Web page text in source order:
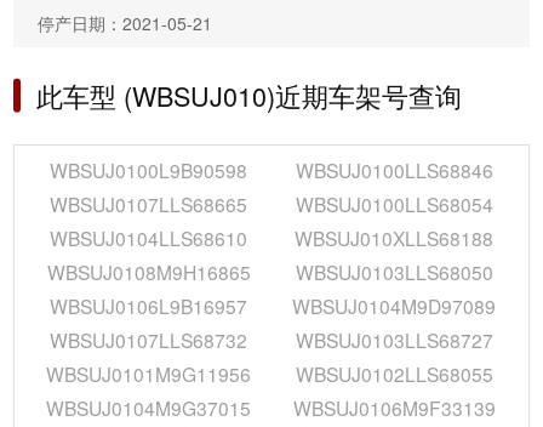
停产日期：2021-05-21
此车型 (WBSUJ010)近期车架号查询
WBSUJ0100L9B90598
WBSUJ0100LLS68846
WBSUJ0107LLS68665
WBSUJ0100LLS68054
WBSUJ0104LLS68610
WBSUJ010XLLS68188
WBSUJ0108M9H16865
WBSUJ0103LLS68050
WBSUJ0106L9B16957
WBSUJ0104M9D97089
WBSUJ0107LLS68732
WBSUJ0103LLS68727
WBSUJ0101M9G11956
WBSUJ0102LLS68055
WBSUJ0104M9G37015
WBSUJ0106M9F33139